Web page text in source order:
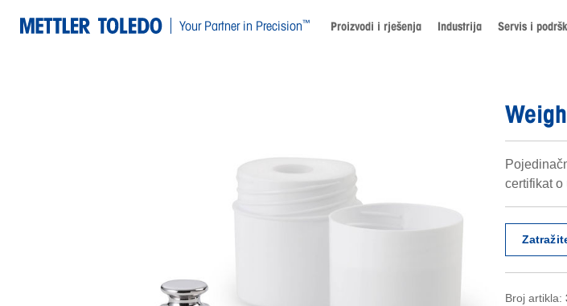
Your Partner in Precision™ Proizvodi i rješenja Industrija Servis i
certifikat o
Broj artikla: